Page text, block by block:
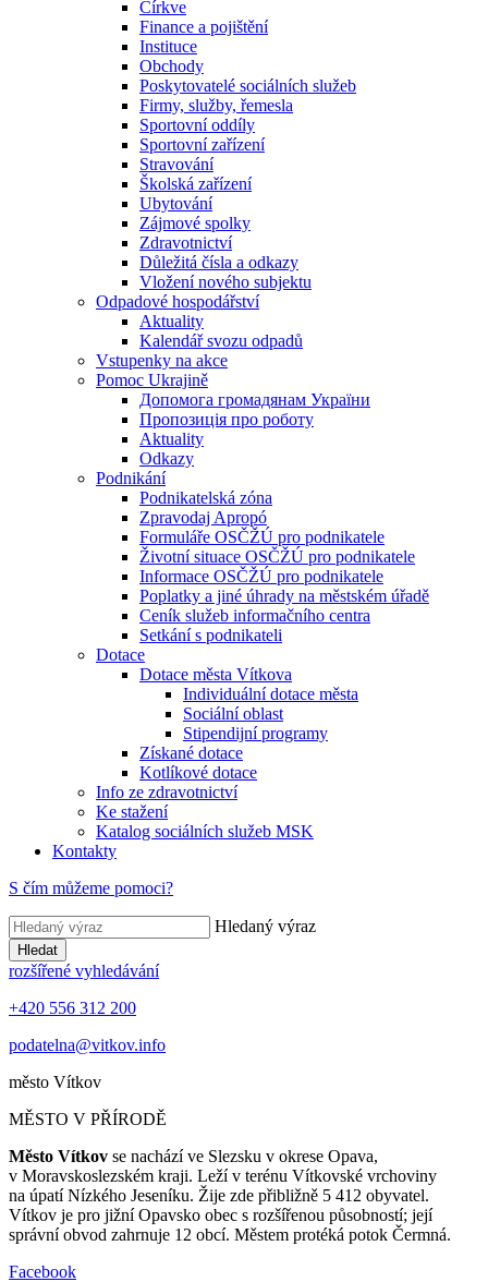
Církve
Finance a pojištění
Instituce
Obchody
Poskytovatelé sociálních služeb
Firmy, služby, řemesla
Sportovní oddíly
Sportovní zařízení
Stravování
Školská zařízení
Ubytování
Zájmové spolky
Zdravotnictví
Důležitá čísla a odkazy
Vložení nového subjektu
Odpadové hospodářství
Aktuality
Kalendář svozu odpadů
Vstupenky na akce
Pomoc Ukrajině
Допомога громадянам України
Пропозиція про роботу
Aktuality
Odkazy
Podnikání
Podnikatelská zóna
Zpravodaj Apropó
Formuláře OSČŽÚ pro podnikatele
Životní situace OSČŽÚ pro podnikatele
Informace OSČŽÚ pro podnikatele
Poplatky a jiné úhrady na městském úřadě
Ceník služeb informačního centra
Setkání s podnikateli
Dotace
Dotace města Vítkova
Individuální dotace města
Sociální oblast
Stipendijní programy
Získané dotace
Kotlíkové dotace
Info ze zdravotnictví
Ke stažení
Katalog sociálních služeb MSK
Kontakty
S čím můžeme pomoci?
Hledaný výraz
Hledat
rozšířené vyhledávání
+420 556 312 200
podatelna@vitkov.info
město Vítkov
MĚSTO V PŘÍRODĚ
Město Vítkov se nachází ve Slezsku v okrese Opava,
v Moravskoslezském kraji. Leží v terénu Vítkovské vrchoviny
na úpatí Nízkého Jeseníku. Žije zde přibližně 5 412 obyvatel.
Vítkov je pro jižní Opavsko obec s rozšířenou působností; její
správní obvod zahrnuje 12 obcí. Městem protéká potok Čermná.
Facebook